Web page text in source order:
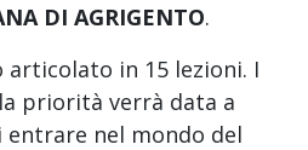
DI AGRIGENTO.
in 15 lezioni. I
priorità verrà data a
entrare nel mondo del